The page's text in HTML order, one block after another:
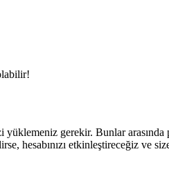
gerekir. Bunlar
hesabınızı etkinleştireceğiz ve